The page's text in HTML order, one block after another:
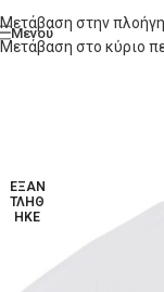
Μετάβαση στην
Μετάβαση στο κύριο
Μενού
ΕΞΑΝ
ΤΛΉΘ
ΗΚΕ